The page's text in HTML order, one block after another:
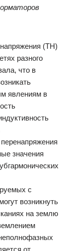
(ТН)
разного
что в
явлениям в
значения
с
возникнуть
на землю
от